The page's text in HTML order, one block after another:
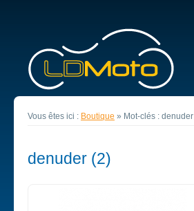
Vous êtes ici : Boutique » Mot-clés : denuder
denuder (2)